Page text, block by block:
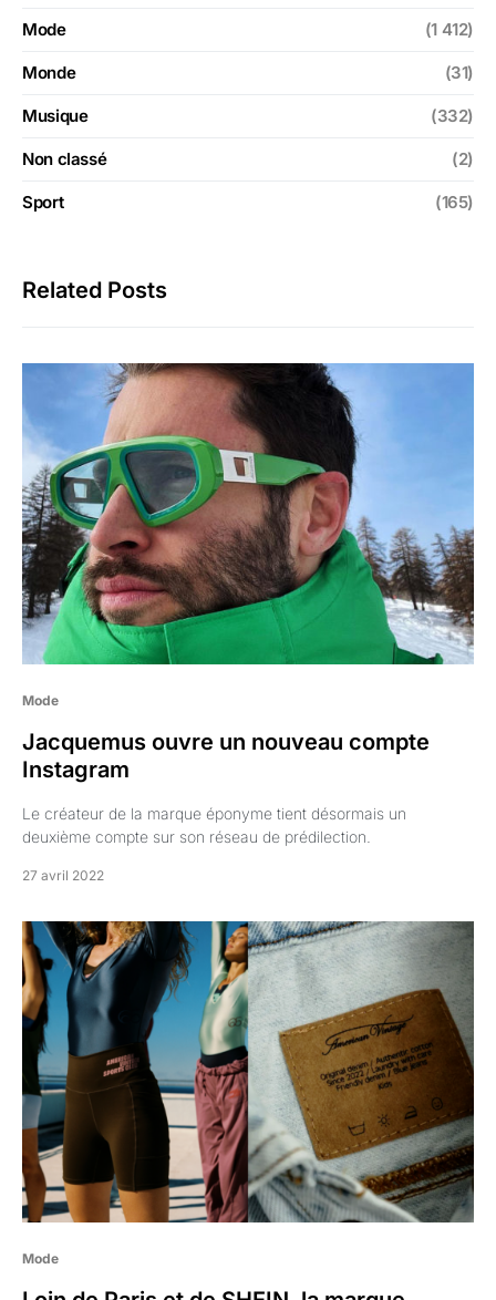
Mode (1 412)
Monde (31)
Musique (332)
Non classé (2)
Sport (165)
Related Posts
Mode
Jacquemus ouvre un nouveau compte
Instagram
Le créateur de la marque éponyme tient désormais un
deuxième compte sur son réseau de prédilection.
27 avril 2022
Mode